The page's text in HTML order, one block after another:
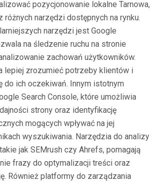
pozycjonowanie lokalne Tarnowa,
narzędzi dostępnych na rynku.
narzędzi jest Google
na śledzenie ruchu na stronie
zachowań użytkowników.
lepiej zrozumieć potrzeby klientów i
ich oczekiwań. Innym istotnym
Search Console, które umożliwia
strony oraz identyfikację
mogących wpływać na jej
wyszukiwania. Narzędzia do analizy
jak SEMrush czy Ahrefs, pomagają
frazy do optymalizacji treści oraz
Również platformy do zarządzania